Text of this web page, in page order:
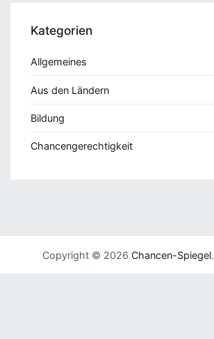
Kategorien
Allgemeines
Aus den Ländern
Bildung
Chancengerechtigkeit
Copyright © 2026 Chancen-Spiegel.